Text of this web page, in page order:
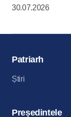
30.07.2026
Patriarh
Știri
Președintele